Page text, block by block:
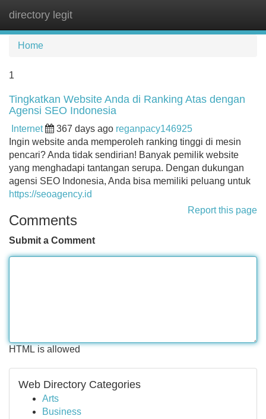
directory legit
Home
1
Tingkatkan Website Anda di Ranking Atas dengan
Agensi SEO Indonesia
Internet 367 days ago reganpacy146925
Ingin website anda memperoleh ranking tinggi di mesin
pencari? Anda tidak sendirian! Banyak pemilik website
yang menghadapi tantangan serupa. Dengan dukungan
agensi SEO Indonesia, Anda bisa memiliki peluang untuk
https://seoagency.id
Report this page
Comments
Submit a Comment
HTML is allowed
Web Directory Categories
Arts
Business